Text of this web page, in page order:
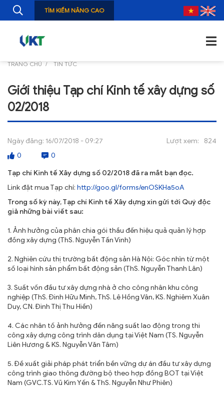
GIỚI THIỆU
TIN TỨC
NGHIÊN CỨU
ẤN PHẨM
TƯ VẤN
TRA CỨU VĂN BẢN
TRAO ĐỔI
TÌM KIẾM NÂNG CAO
TRANG CHỦ TIN TỨC
Giới thiệu Tạp chí Kinh tế xây dựng số
02/2018
Ngày đăng: 16/07/2018 - 09:27 Lượt xem:
824
0
0
Tạp chí Kinh tế Xây dựng số 02/2018 đã ra mắt bạn đọc.
Link đặt mua Tạp chí: http://goo.gl/forms/enOSKHa5oA
Trong số kỳ này, Tạp chí Kinh tế Xây dựng xin gửi tới Quý độc
giả những bài viết sau:
1. Ảnh hưởng của phân chia gói thầu đến hiệu quả quản lý hợp
đồng xây dựng (ThS. Nguyễn Tấn Vinh)
2. Nghiên cứu thị trường bất động sản Hà Nội: Góc nhìn từ một
số loại hình sản phẩm bất động sản (ThS. Nguyễn Thanh Lân)
3. Suất vốn đầu tư xây dựng nhà ở cho công nhân khu công
nghiệp (ThS. Đinh Hữu Minh, ThS. Lê Hồng Vân, KS. Nghiêm Xuân
Duy, CN. Đinh Thị Thu Hiền)
4. Các nhân tố ảnh hưởng đến năng suất lao động trong thi
công xây dựng công trình dân dụng tại Việt Nam (TS. Nguyễn
Liên Hương & KS. Nguyễn Văn Tâm)
5. Đề xuất giải pháp phát triển bền vững dự án đầu tư xây dựng
công trình giao thông đường bộ theo hợp đồng BOT tại Việt
Nam (GVC.TS. Vũ Kim Yến & ThS. Nguyễn Như Phiên)